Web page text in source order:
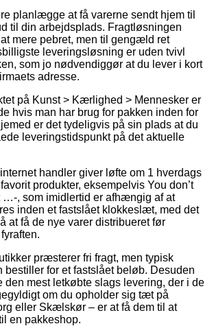
planlægge at få varerne sendt hjem til
til din arbejdsplads. Fragtløsningen
mere pebret, men til gengæld ret
leveringsløsning er uden tvivl
som jo nødvendiggør at du lever i kort
adresse.
på Kunst > Kærlighed > Mennesker er
hvis man har brug for pakken inden for
er det tydeligvis på sin plads at du
leveringstidspunkt på det aktuelle
handler giver løfte om 1 hverdags
produkter, eksempelvis You don’t
…-, som imidlertid er afhængig af at
inden et fastslået klokkeslæt, med det
at få de nye varer distribueret før
præsterer fri fragt, men typisk
bestiller for et fastslået beløb. Desuden
mest letkøbte slags levering, der i de
om du opholder sig tæt på
eller Skælskør – er at få dem til at
en pakkeshop.